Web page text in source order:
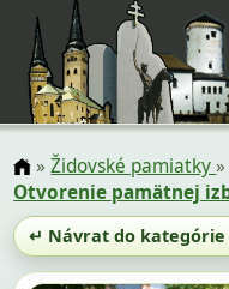
»Židovské pamiatky»
Otvorenie pamätnej
↵ Návrat do kategórie